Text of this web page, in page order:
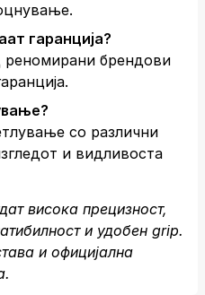
гаранција?
брендови
со различни
и видливоста
висока прецизност,
и удобен grip.
и официјална